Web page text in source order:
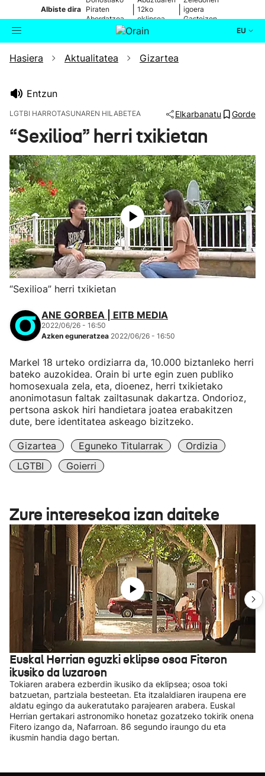
Albiste dira Piraten
Abordatzea
12ko
eklipsea
igoera
Gasteizen
EU
Bilatzailea Aktualitatea
Ikusmiran
Eguraldia
Hasiera Aktualitatea Gizartea
Entzun
LGTBI HARROTASUNAREN HILABETEA Elkarbanatu Gorde
“Sexilioa” herri txikietan
“Sexilioa” herri txikietan
ANE GORBEA | EITB MEDIA
2022/06/26 - 16:50
Azken eguneratzea 2022/06/26 - 16:50
Markel 18 urteko ordiziarra da, 10.000 biztanleko herri
bateko auzokidea. Orain bi urte egin zuen publiko
homosexuala zela, eta, dioenez, herri txikietako
anonimotasun faltak zailtasunak dakartza. Ondorioz,
pertsona askok hiri handietara joatea erabakitzen
dute, bere identitatea askeago bizitzeko.
Gizartea Eguneko Titularrak
Ordizia
LGTBI
Goierri
Zure interesekoa izan daiteke
Euskal Herrian eguzki eklipse osoa Fiteron
ikusiko da luzaroen
Tokiaren arabera ezberdin ikusiko da eklipsea; osoa toki
batzuetan, partziala besteetan. Eta itzalaldiaren iraupena ere
aldatu egingo da aukeratutako parajearen arabera. Euskal
Herrian gertakari astronomiko honetaz gozatzeko tokirik onena
Fitero izango da, Nafarroan. 86 segundo iraungo du eta
ikusmin handia dago bertan.